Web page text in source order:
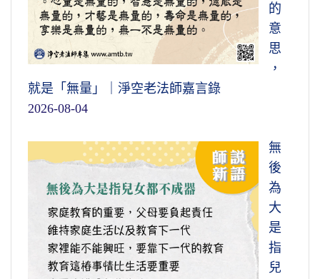
的
意
思
，
就是「無量」｜淨空老法師嘉言錄
2026-08-04
無
後
為
大
是
指
兒